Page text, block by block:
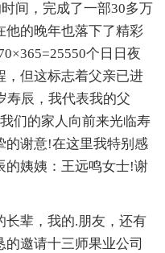
间，完成了一部30多万
他的晚年也落下了精彩
个日日夜
，但这标志着父亲已进
寿辰，我代表我的父
们的家人向前来光临寿
的谢意!在这里我特别感
的姨姨：王远鸣女士!谢
长辈，我的.朋友，还有
邀请十三师果业公司